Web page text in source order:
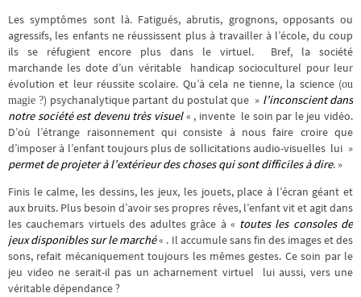
Les symptômes sont là. Fatigués, abrutis, grognons, opposants ou
agressifs, les enfants ne réussissent plus à travailler à l’école, du coup
ils se réfugient encore plus dans le virtuel. Bref, la société
marchande les dote d’un véritable handicap socioculturel pour leur
évolution et leur réussite scolaire. Qu’à cela ne tienne, la science (ou
magie ?) psychanalytique partant du postulat que » l’inconscient dans
notre société est devenu très visuel « , invente le soin par le jeu vidéo.
D’où l’étrange raisonnement qui consiste à nous faire croire que
d’imposer à l’enfant toujours plus de sollicitations audio-visuelles lui »
permet de projeter à l’extérieur des choses qui sont difficiles à dire. »
Finis le calme, les dessins, les jeux, les jouets, place à l’écran géant et
aux bruits. Plus besoin d’avoir ses propres rêves, l’enfant vit et agit dans
les cauchemars virtuels des adultes grâce à « toutes les consoles de
jeux disponibles sur le marché« . Il accumule sans fin des images et des
sons, refait mécaniquement toujours les mêmes gestes. Ce soin par le
jeu video ne serait-il pas un acharnement virtuel lui aussi, vers une
véritable dépendance ?